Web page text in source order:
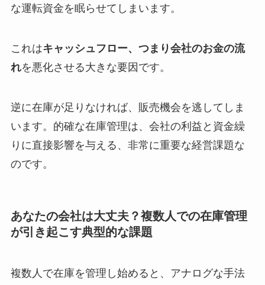
な運転資金を眠らせてしまいます。
これはキャッシュフロー、つまり会社のお金の流
れを悪化させる大きな要因です。
逆に在庫が足りなければ、販売機会を逃してしま
います。的確な在庫管理は、会社の利益と資金繰
りに直接影響を与える、非常に重要な経営課題な
のです。
あなたの会社は大丈夫？複数人での在庫管理
が引き起こす典型的な課題
複数人で在庫を管理し始めると、アナログな手法